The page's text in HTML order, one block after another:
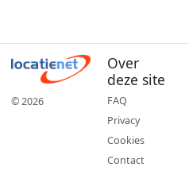
© 2026
Over
deze site
FAQ
Privacy
Cookies
Contact